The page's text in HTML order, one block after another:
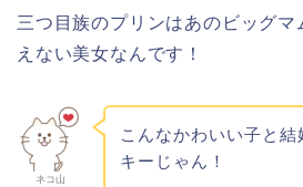
三つ目族のプリンはあのビッグマ
えない美女なんです！
ネコ山
こんなかわいい子と
キーじゃん！